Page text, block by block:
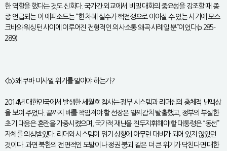
한 역할을 했다는 것도 신화다. 국가간 외교에서 비밀 대화의 중요성을 강조할 때 종
종 언급되는 이 에피소드는 “한 차례 실수가 핵전쟁으로 이어질 수 있는 시기에 모스
크바와 워싱턴 사이에 이루어진 전형적인 의사소통 왜곡 사례일 뿐”이었다(p.285-
289).
<b>왜 쿠바 미사일 위기를 알아야 하는가?
2014년 대한민국에서 발생한 세월호 참사는 정부 시스템과 리더십의 총체적 난맥상
을 보여 주었다. 끝까지 배를 책임져야 할 선장은 일찌감치 탈출했고, 정부의 부실한
초기 대응은 혼란을 가중시켰으며, 국가적 재난을 진두지휘해야 할 대통령은 “동선”
자체를 의심받았다. 리더와 시스템이 위기 상황에 아무런 대비가 되어 있지 않았던
것이다. 과연 북한의 전면적인 도발이나 정권 붕괴 같은 더 큰 위기가 닥친다면 대한